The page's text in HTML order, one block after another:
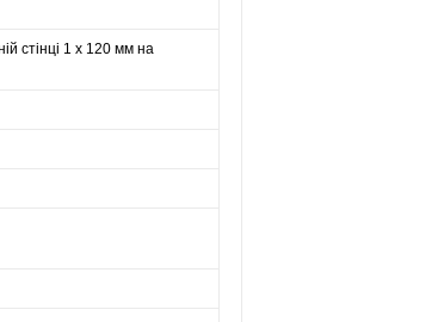
стінці 1 х 120 мм на